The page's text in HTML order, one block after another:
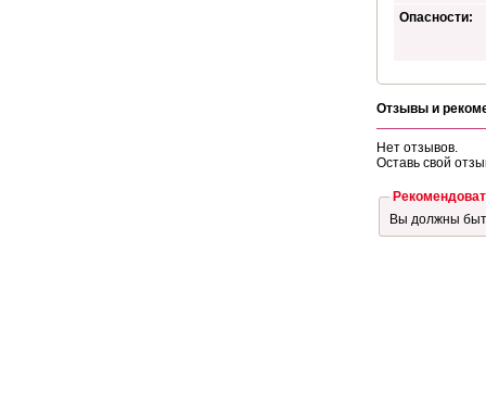
Опасности:
Отзывы и
Нет отзывов.
Оставь свой
Вы должны